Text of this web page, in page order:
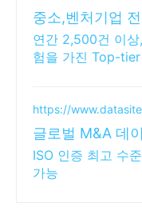
중소,벤처기업
지코드 M&A 센터
연간 2,500건 이
험을 가진 Top-
https://
글로벌 M&A 데
ISO 인증 최고 수
가능